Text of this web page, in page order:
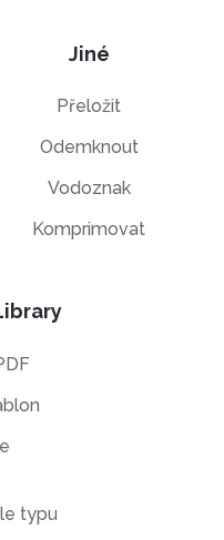
Jiné
Přeložit
Odemknout
Vodoznak
Komprimovat
typu